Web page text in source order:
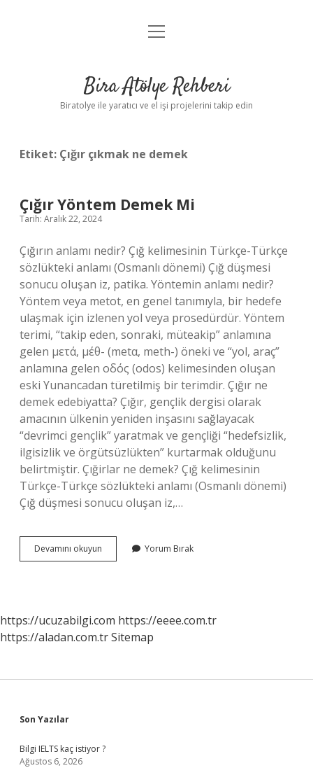
Anasayfa
Yasal Uyarı
menüyü
Bira Atölye Rehberi
Biratolye ile yaratıcı ve el işi projelerini takip edin
Etiket: Çığır çıkmak ne demek
Çığır Yöntem Demek Mi
Tarih: Aralık 22, 2024
Çığırın anlamı nedir? Çığ kelimesinin Türkçe-Türkçe
sözlükteki anlamı (Osmanlı dönemi) Çığ düşmesi
sonucu oluşan iz, patika. Yöntemin anlamı nedir?
Yöntem veya metot, en genel tanımıyla, bir hedefe
ulaşmak için izlenen yol veya prosedürdür. Yöntem
terimi, “takip eden, sonraki, müteakip” anlamına
gelen μετά, μέθ- (metα, meth-) öneki ve “yol, araç”
anlamına gelen οδός (odos) kelimesinden oluşan
eski Yunancadan türetilmiş bir terimdir. Çığır ne
demek edebiyatta? Çığır, gençlik dergisi olarak
amacının ülkenin yeniden inşasını sağlayacak
“devrimci gençlik” yaratmak ve gençliği “hedefsizlik,
ilgisizlik ve örgütsüzlükten” kurtarmak olduğunu
belirtmiştir. Çığirlar ne demek? Çığ kelimesinin
Türkçe-Türkçe sözlükteki anlamı (Osmanlı dönemi)
Çığ düşmesi sonucu oluşan iz,…
Devamını okuyun
Yöntem
Yorum Bırak
https://ucuzabilgi.com https://eeee.com.tr
https://aladan.com.trSitemap
Sidebar
Son Yazılar
Bilgi IELTS kaç istiyor ?
Ağustos 6, 2026